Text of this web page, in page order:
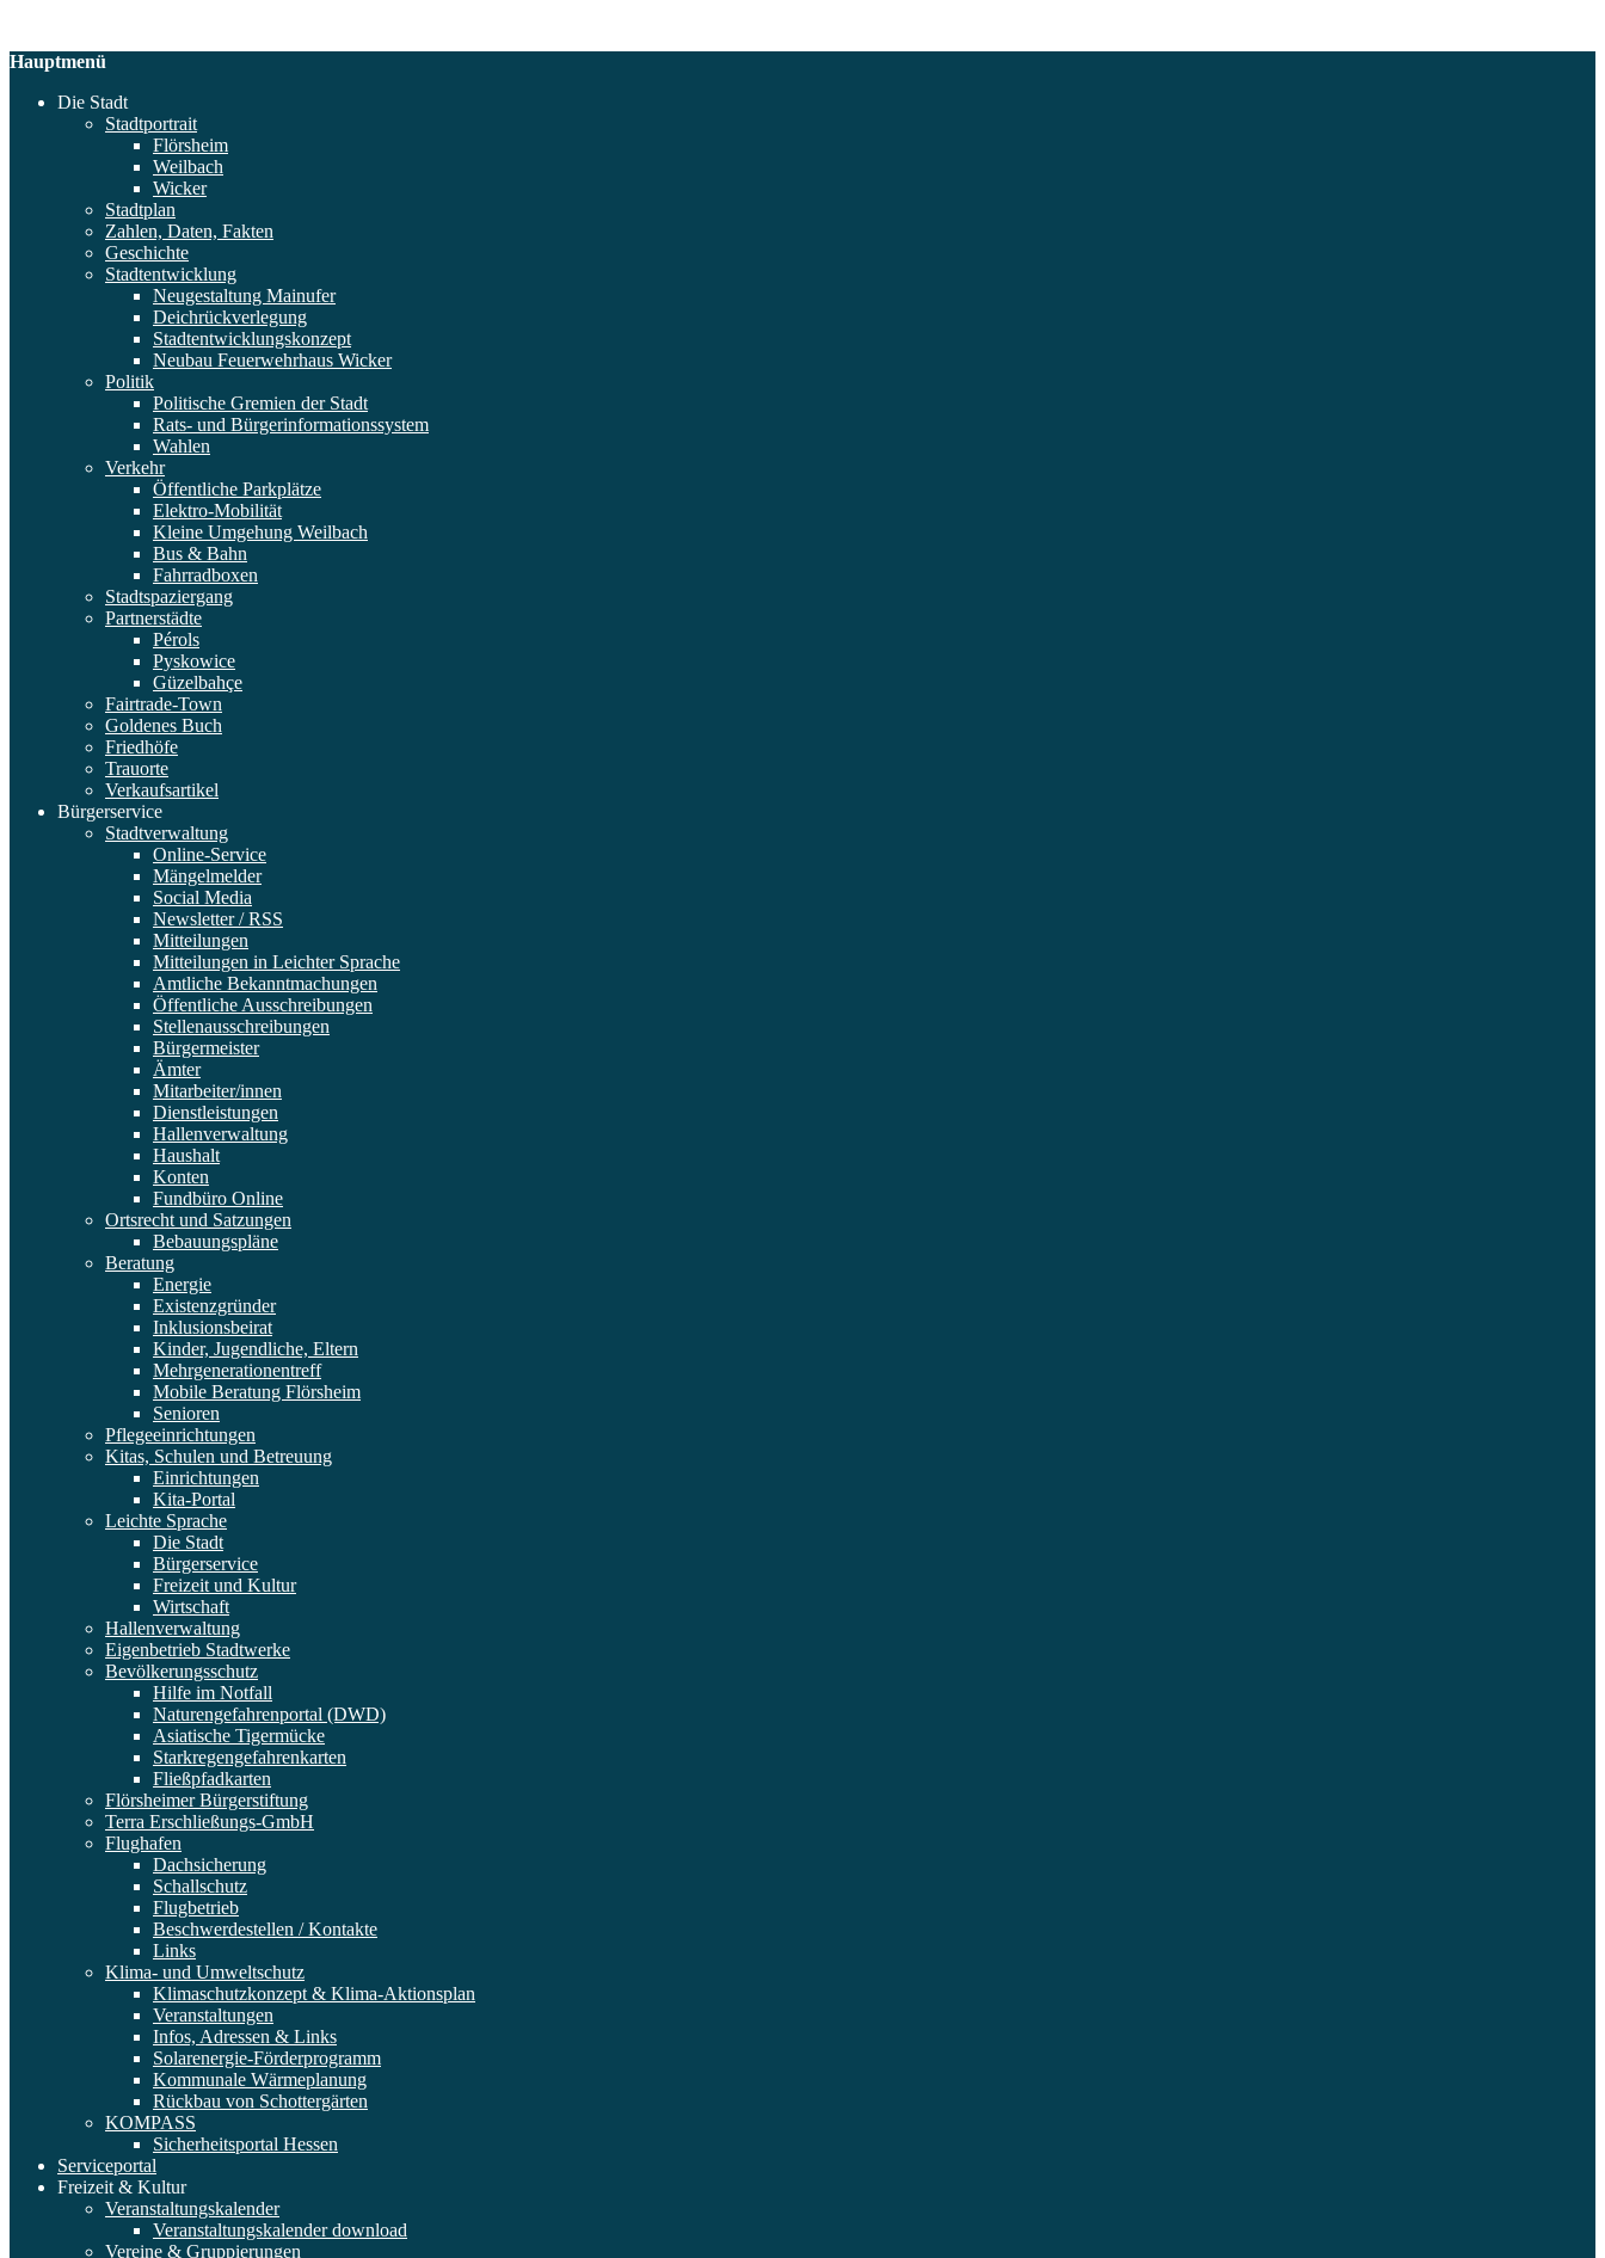
Hauptmenü
Die Stadt
Stadtportrait
Flörsheim
Weilbach
Wicker
Stadtplan
Zahlen, Daten, Fakten
Geschichte
Stadtentwicklung
Neugestaltung Mainufer
Deichrückverlegung
Stadtentwicklungskonzept
Neubau Feuerwehrhaus Wicker
Politik
Politische Gremien der Stadt
Rats- und Bürgerinformationssystem
Wahlen
Verkehr
Öffentliche Parkplätze
Elektro-Mobilität
Kleine Umgehung Weilbach
Bus & Bahn
Fahrradboxen
Stadtspaziergang
Partnerstädte
Pérols
Pyskowice
Güzelbahçe
Fairtrade-Town
Goldenes Buch
Friedhöfe
Trauorte
Verkaufsartikel
Bürgerservice
Stadtverwaltung
Online-Service
Mängelmelder
Social Media
Newsletter / RSS
Mitteilungen
Mitteilungen in Leichter Sprache
Amtliche Bekanntmachungen
Öffentliche Ausschreibungen
Stellenausschreibungen
Bürgermeister
Ämter
Mitarbeiter/innen
Dienstleistungen
Hallenverwaltung
Haushalt
Konten
Fundbüro Online
Ortsrecht und Satzungen
Bebauungspläne
Beratung
Energie
Existenzgründer
Inklusionsbeirat
Kinder, Jugendliche, Eltern
Mehrgenerationentreff
Mobile Beratung Flörsheim
Senioren
Pflegeeinrichtungen
Kitas, Schulen und Betreuung
Einrichtungen
Kita-Portal
Leichte Sprache
Die Stadt
Bürgerservice
Freizeit und Kultur
Wirtschaft
Hallenverwaltung
Eigenbetrieb Stadtwerke
Bevölkerungsschutz
Hilfe im Notfall
Naturengefahrenportal (DWD)
Asiatische Tigermücke
Starkregengefahrenkarten
Fließpfadkarten
Flörsheimer Bürgerstiftung
Terra Erschließungs-GmbH
Flughafen
Dachsicherung
Schallschutz
Flugbetrieb
Beschwerdestellen / Kontakte
Links
Klima- und Umweltschutz
Klimaschutzkonzept & Klima-Aktionsplan
Veranstaltungen
Infos, Adressen & Links
Solarenergie-Förderprogramm
Kommunale Wärmeplanung
Rückbau von Schottergärten
KOMPASS
Sicherheitsportal Hessen
Serviceportal
Freizeit & Kultur
Veranstaltungskalender
Veranstaltungskalender download
Vereine & Gruppierungen